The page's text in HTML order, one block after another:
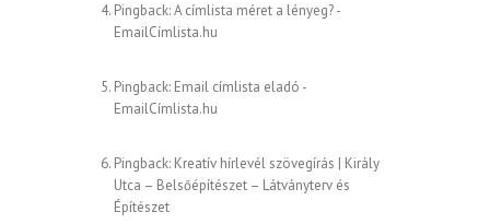
Pingback:A címlista méret a lényeg? -
EmailCímlista.hu
Pingback: Email címlista eladó -
EmailCímlista.hu
Pingback: Kreatív hírlevél szövegírás | Király
Utca – Belsőépítészet – Látványterv és
Építészet